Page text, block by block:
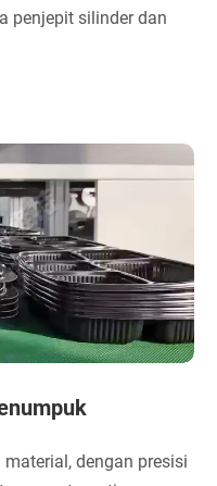
penjepit silinder dan
dengan presisi